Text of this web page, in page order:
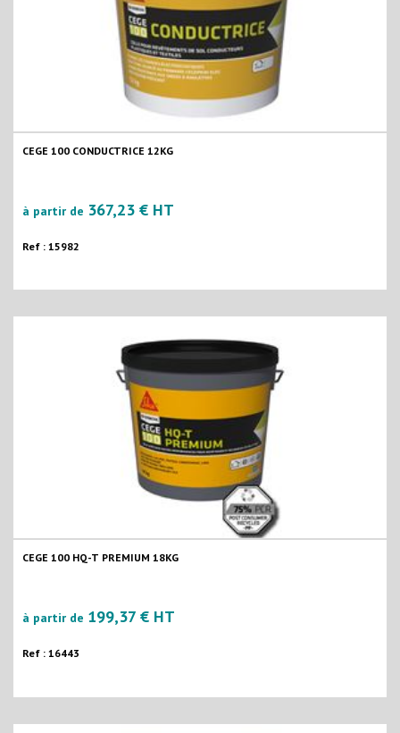
CEGE 100 CONDUCTRICE 12KG
à partir de 367,23 € HT
Ref : 15982
CEGE 100 HQ-T PREMIUM 18KG
à partir de 199,37 € HT
Ref : 16443